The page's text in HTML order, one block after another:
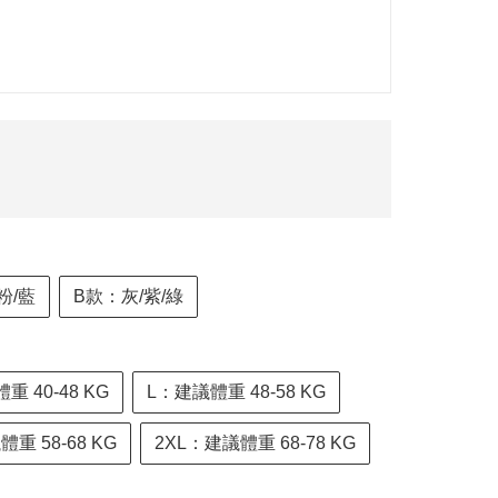
/藍 B款：灰/紫/綠
重 40-48 KG L：建議體重 48-58 KG
重 58-68 KG 2XL：建議體重 68-78 KG